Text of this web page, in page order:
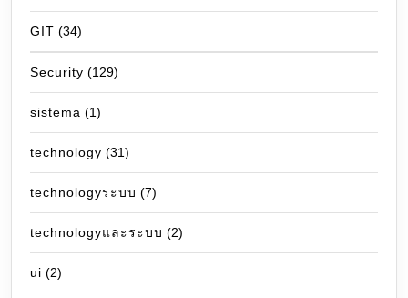
GIT (34)
Security (129)
sistema (1)
technology (31)
technologyระบบ (7)
technologyและระบบ (2)
ui (2)